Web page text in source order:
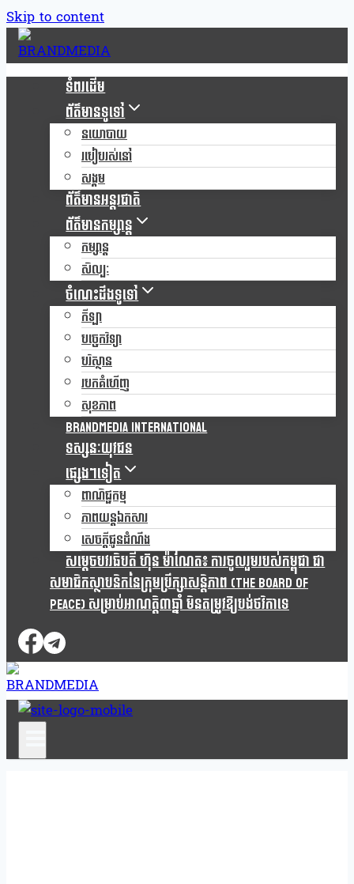
Skip to content
ទំពរដើម
ព័ត៌មានទូទៅ
នយោបាយ
របៀបរស់នៅ
សង្គម
ព័ត៌មានអន្តរជាតិ
ព័ត៌មានកម្សាន្ត
កម្សាន្ត
សិល្បៈ
ចំណេះដឹងទូទៅ
កីឡា
បច្ចេកវិទ្យា
បរិស្ថាន
របកគំហើញ
សុខភាព
Brandmedia international
ទស្សនៈយុវជន
ផ្សេងៗទៀត
ពាណិជ្ជកម្ម
ភាពយន្តឯកសារ
សេចក្តីជូនដំណឹង
សម្តេចបវរធិបតី ហ៊ុន ម៉ាណែត៖ ការចូលរួមរបស់កម្ពុជា ជា
សមាជិកស្ថាបនិកនៃក្រុមប្រឹក្សាសន្តិភាព (The Board Of
Peace) សម្រាប់អាណត្តិ៣ឆ្នាំ មិនតម្រូវឱ្យបង់ថវិកាទេ